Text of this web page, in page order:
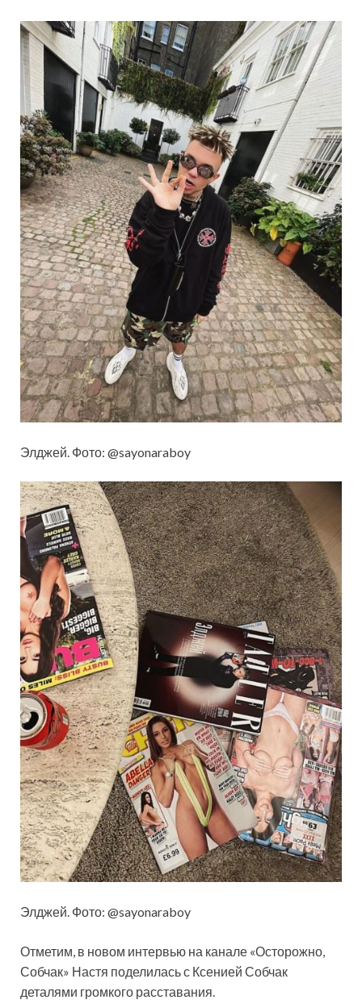
Элджей. Фото: @sayonaraboy
Элджей. Фото: @sayonaraboy
Отметим, в новом интервью на канале «Осторожно,
Собчак» Настя поделилась с Ксенией Собчак
деталями громкого расставания.